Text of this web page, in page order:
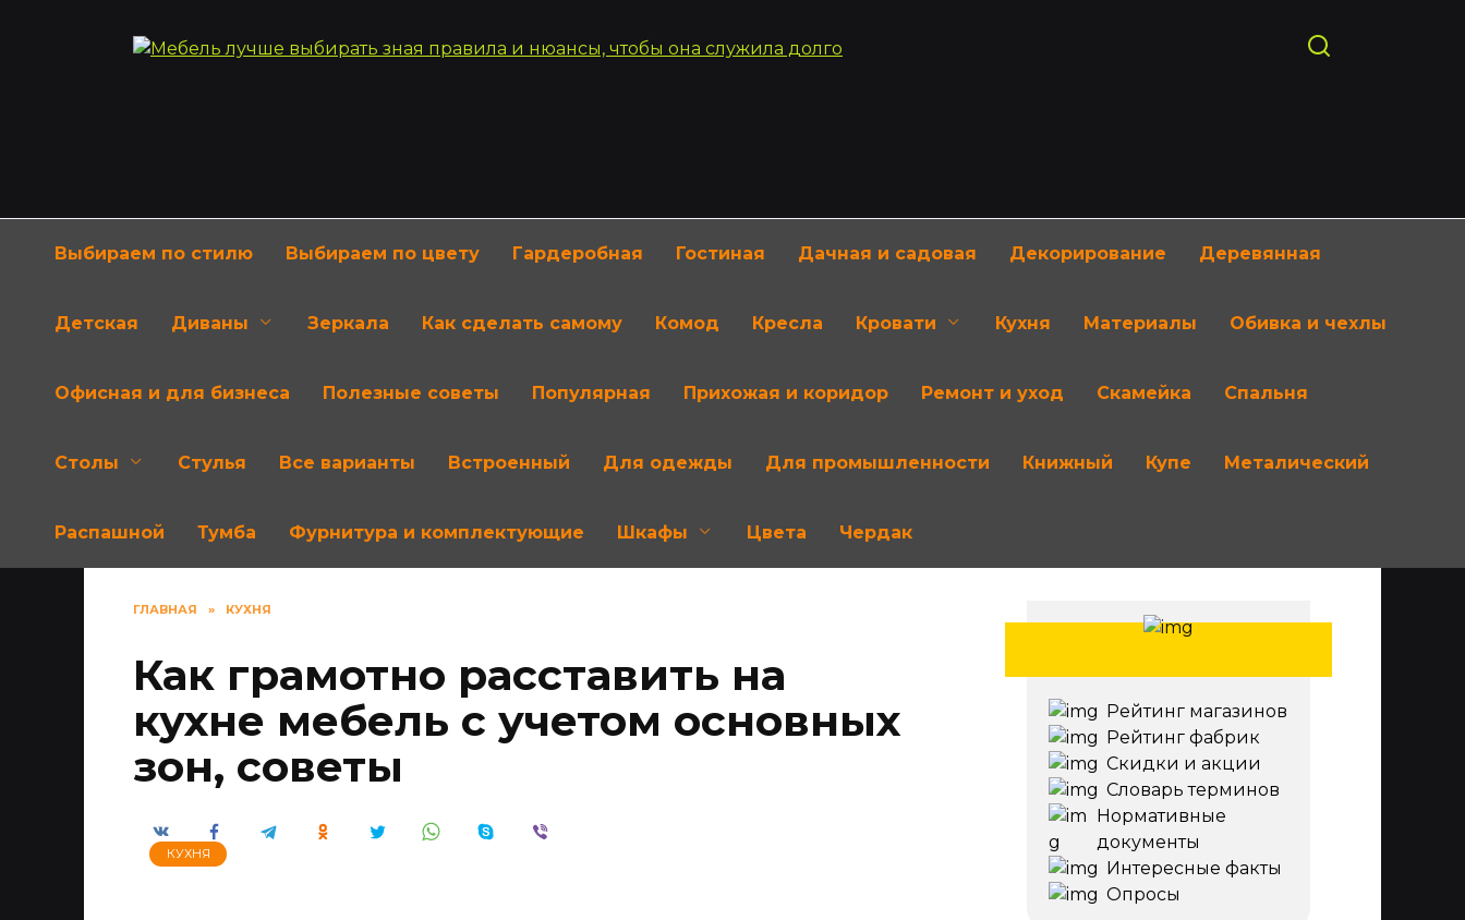
Выбираем по стилю Выбираем по цвету Гардеробная Гостиная Дачная и садовая Декорирование Деревянная
Детская Диваны Зеркала Как сделать самому Комод Кресла Кровати Кухня Материалы Обивка и чехлы
Офисная и для бизнеса Полезные советы Популярная Прихожая и коридор Ремонт и уход Скамейка Спальня
Столы Стулья Все варианты Встроенный Для одежды Для промышленности Книжный Купе Металический
Распашной Тумба Фурнитура и комплектующие Шкафы Цвета Чердак
ГЛАВНАЯ » КУХНЯ
Как грамотно расставить на
кухне мебель с учетом основных
зон, советы
КУХНЯ
Рейтинг магазинов
Рейтинг фабрик
Скидки и акции
Словарь терминов
Нормативные
документы
Интересные факты
Опросы